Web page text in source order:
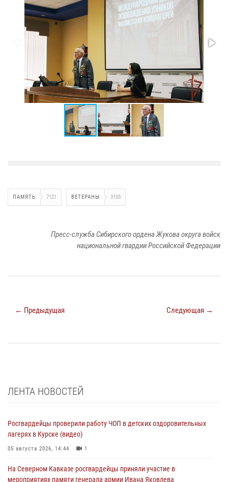
ПАМЯТЬ 7121 ВЕТЕРАНЫ 3103
Пресс-служба Сибирского ордена Жукова округа войск
национальной гвардии Российской Федерации
← Предыдущая Следующая →
ЛЕНТА НОВОСТЕЙ
Росгвардейцы проверили работу ЧОП в детских оздоровительных
лагерях в Курске (видео)
05 августа 2026, 14:44 1
На Северном Кавказе росгвардейцы приняли участие в
мероприятиях памяти генерала армии Ивана Яковлева